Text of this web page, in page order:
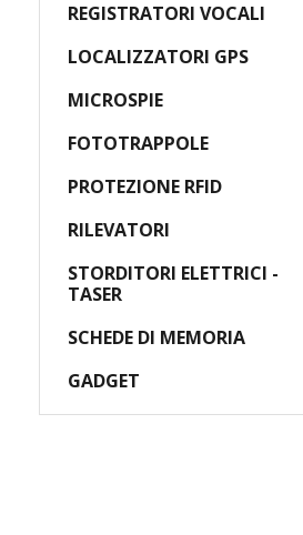
REGISTRATORI VOCALI
LOCALIZZATORI GPS
MICROSPIE
FOTOTRAPPOLE
PROTEZIONE RFID
RILEVATORI
STORDITORI ELETTRICI -
TASER
SCHEDE DI MEMORIA
GADGET